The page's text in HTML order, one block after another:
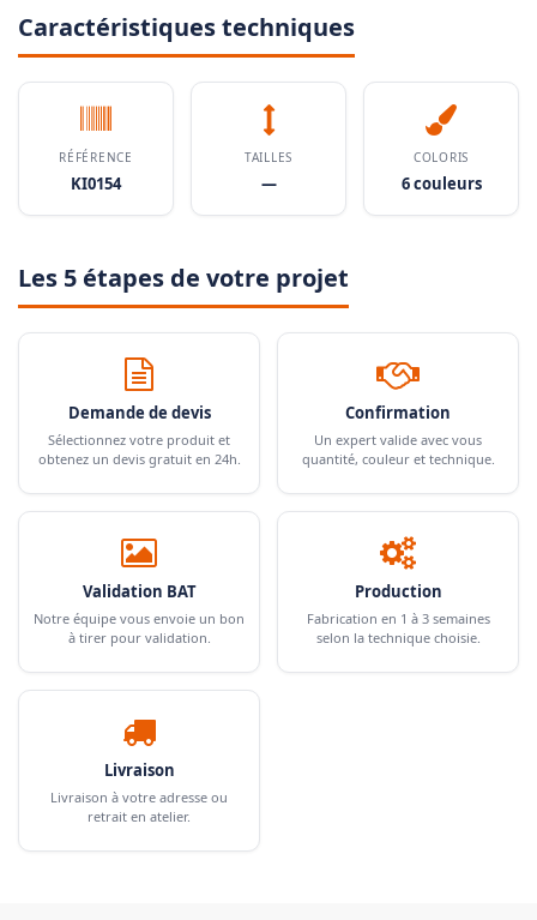
Caractéristiques techniques
RÉFÉRENCE
KI0154
TAILLES
—
COLORIS
6 couleurs
Les 5 étapes de votre projet
Demande de devis
Sélectionnez votre produit et
obtenez un devis gratuit en 24h.
Confirmation
Un expert valide avec vous
quantité, couleur et technique.
Validation BAT
Notre équipe vous envoie un bon
à tirer pour validation.
Production
Fabrication en 1 à 3 semaines
selon la technique choisie.
Livraison
Livraison à votre adresse ou
retrait en atelier.